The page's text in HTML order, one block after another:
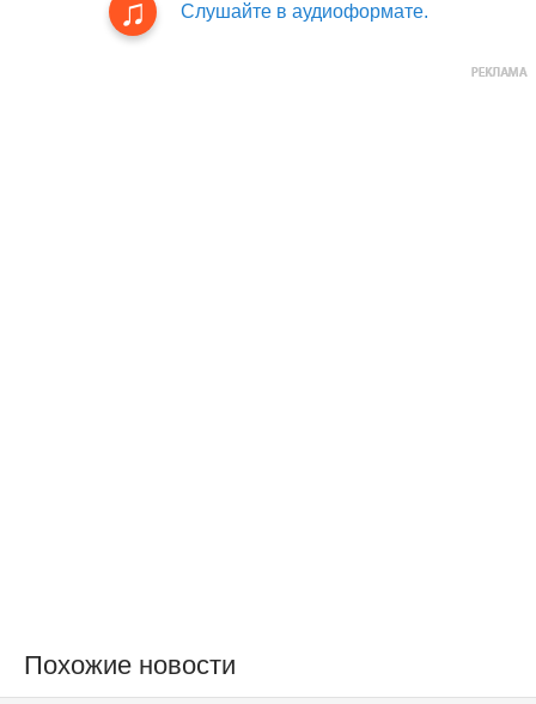
Слушайте в аудиоформате.
Похожие новости